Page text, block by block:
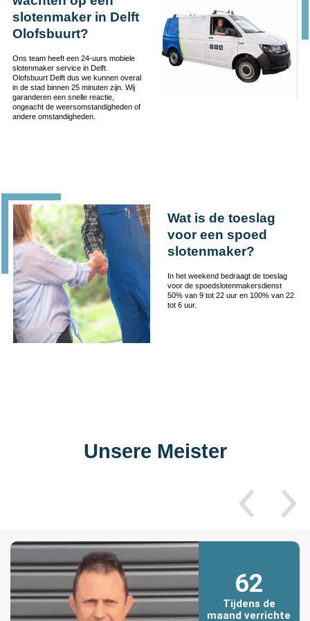
slotenmaker in Delft
Olofsbuurt?
Ons team heeft een 24-uurs mobiele
slotenmaker service in Delft
Olofsbuurt Delft dus we kunnen overal
in de stad binnen 25 minuten zijn. Wij
garanderen een snelle reactie,
ongeacht de weersomstandigheden of
andere omstandigheden.
Wat is de toeslag
voor een spoed
slotenmaker?
In het weekend bedraagt de toeslag
voor de spoedslotenmakersdienst
50% van 9 tot 22 uur en 100% van 22
tot 6 uur.
Unsere Meister
62
Tijdens de
maand verrichte